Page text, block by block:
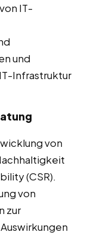
IT-
und
Infrastruktur
von
(CSR).
von
zur